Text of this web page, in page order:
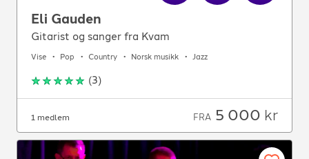
Eli Gauden
Gitarist og sanger fra Kvam
Vise Pop Country Norsk musikk Jazz
(3)
1 medlem FRA 5 000 kr